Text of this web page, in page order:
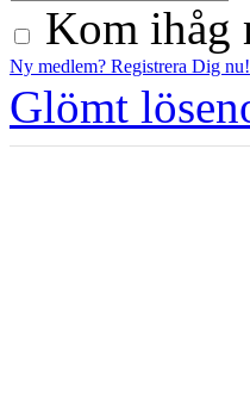
Kom ihåg
Ny medlem? Registrera Dig nu!
Glömt